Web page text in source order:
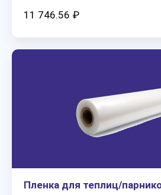
11 746.56 ₽
Пленка для теплиц/